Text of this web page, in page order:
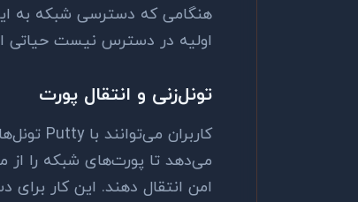
هنگامی که دسترسی شبکه به این
اولیه در دسترس نیست حیاتی
تونل‌زنی و انتقال پورت
کاربران می‌توانند باPutty
می‌دهد تا پورت‌های شبکه را از
امن انتقال دهند. این کار